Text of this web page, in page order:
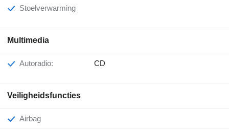
Stoelverwarming
Multimedia
Autoradio: CD
Veiligheidsfuncties
Airbag